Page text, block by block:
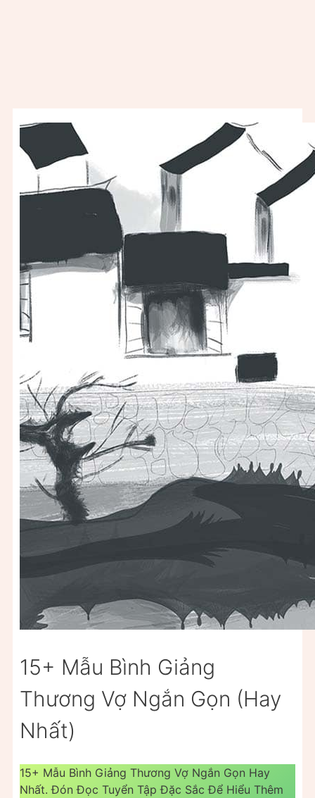
15+ Mẫu Bình Giảng
Thương Vợ Ngắn Gọn (Hay
Nhất)
15+ Mẫu Bình Giảng Thương Vợ Ngắn Gọn Hay
Nhất. Đón Đọc Tuyển Tập Đặc Sắc Để Hiểu Thêm